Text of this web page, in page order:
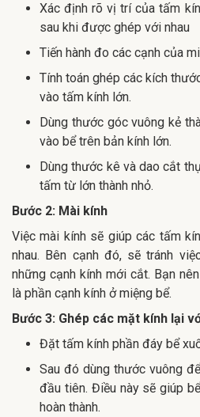
Xác định rõ vị trí của tấm
sau khi được ghép với nhau
Tiến hành đo các cạnh của
Tính toán ghép các kích
vào tấm kính lớn.
Dùng thước góc vuông kẻ
vào bể trên bản kính lớn.
Dùng thước kê và dao cắt
tấm từ lớn thành nhỏ.
Bước 2: Mài kính
Việc mài kính sẽ giúp các tấm
nhau. Bên cạnh đó, sẽ tránh
những cạnh kính mới cắt. Bạn
là phần cạnh kính ở miệng bể.
Bước 3: Ghép các mặt kính lại
Đặt tấm kính phần đáy bể
Sau đó dùng thước vuông
đầu tiên. Điều này sẽ giúp
hoàn thành.